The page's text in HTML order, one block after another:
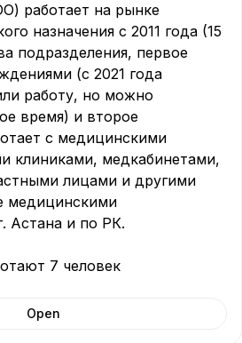
работает на рынке
назначения с 2011 года (15
подразделения, первое
(с 2021 года
работу, но можно
время) и второе
с медицинскими
клиниками, медкабинетами,
лицами и другими
медицинскими
Астана и по РК.
7 человек
Open